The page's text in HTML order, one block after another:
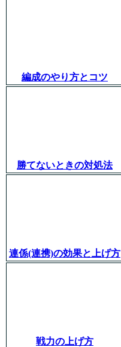
編成のやり方とコツ
勝てないときの対処法
連係(連携)の効果と上げ方
戦力の上げ方